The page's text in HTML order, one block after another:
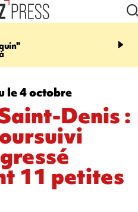
07:47
ses deux enfants
le 4 octobre
Denis :
11 petites